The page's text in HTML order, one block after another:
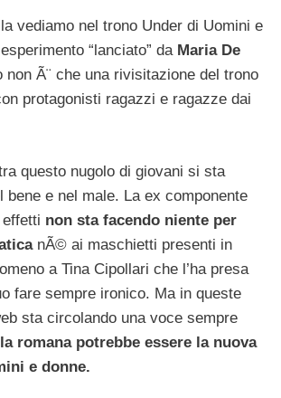
vediamo nel trono Under di Uomini e
“lanciato” da Maria De
non Ã¨ che una rivisitazione del trono
protagonisti ragazzi e ragazze dai
questo nugolo di giovani si sta
bene e nel male. La ex componente
non sta facendo niente per
nÃ© ai maschietti presenti in
a Tina Cipollari che l’ha presa
fare sempre ironico. Ma in queste
sta circolando una voce sempre
la romana potrebbe essere la nuova
e donne.